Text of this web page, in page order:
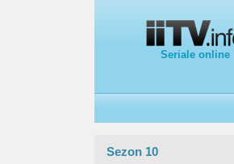
Seriale online
Sezon 10